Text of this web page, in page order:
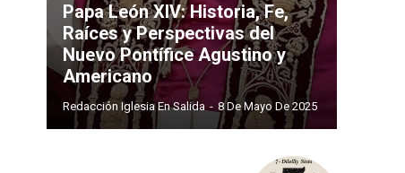
Papa León XIV: Historia, Fe,
Raíces y Perspectivas del
Nuevo Pontífice Agustino y
Americano
Redacción Iglesia En Salida - 8 De Mayo De 2025